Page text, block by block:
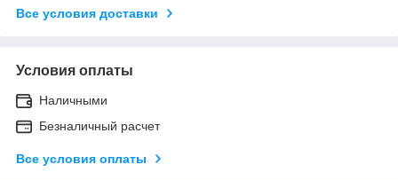
Все условия доставки
Условия оплаты
Наличными
Безналичный расчет
Все условия оплаты